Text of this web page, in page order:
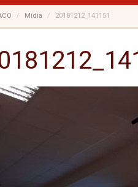
Mídia 20181212_141151